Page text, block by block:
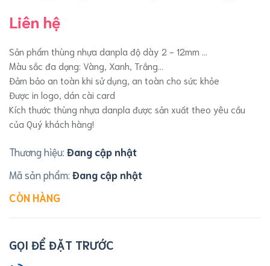
Liên hệ
Sản phẩm thùng nhựa danpla độ dày 2 - 12mm ...
Màu sắc đa dạng: Vàng, Xanh, Trắng...
Đảm bảo an toàn khi sử dụng, an toàn cho sức khỏe
Được in logo, dán cài card
Kích thước thùng nhựa danpla được sản xuất theo yêu cầu
của Quý khách hàng!
Thương hiệu: Đang cập nhật
Mã sản phẩm: Đang cập nhật
CÒN HÀNG
GỌI ĐỂ ĐẶT TRƯỚC